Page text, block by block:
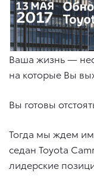
Ваша жизнь —
на которые Вы
Вы готовы
Тогда мы ждем
седан Toyota
лидерские